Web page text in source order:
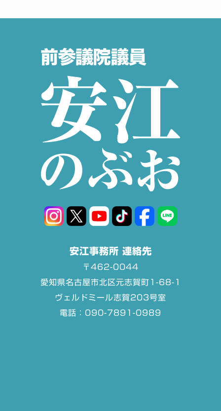
安江事務所 連絡先
〒462-0044
愛知県名古屋市北区元志賀町1-68-1
ヴェルドミール志賀203号室
電話：090-7891-0989